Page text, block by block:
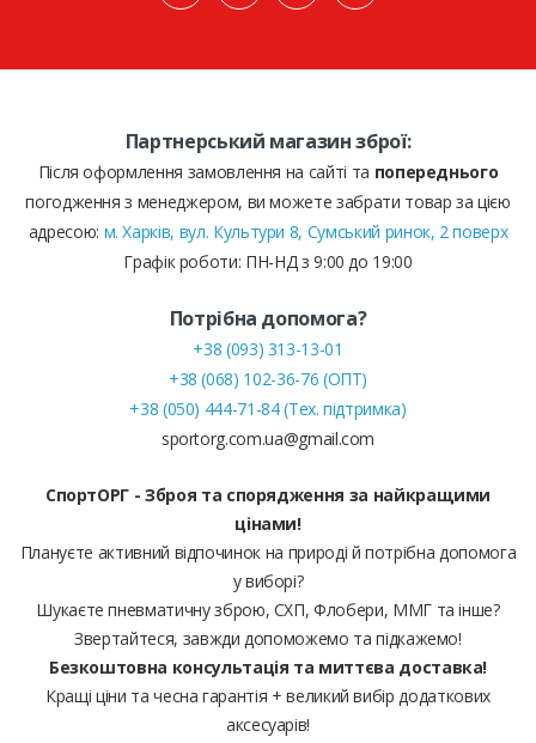
Партнерський магазин зброї:
Після оформлення замовлення на сайті та попереднього
погодження з менеджером, ви можете забрати товар за цією
адресою: м. Харків, вул. Культури 8, Сумський ринок, 2 поверх
Графік роботи: ПН-НД з 9:00 до 19:00
Потрібна допомога?
+38 (093) 313-13-01
+38 (068) 102-36-76 (ОПТ)
+38 (050) 444-71-84 (Тех. підтримка)
sportorg.com.ua@gmail.com
СпортОРГ - Зброя та спорядження за найкращими
цінами!
Плануєте активний відпочинок на природі й потрібна допомога
у виборі?
Шукаєте пневматичну зброю, СХП, Флобери, ММГ та інше?
Звертайтеся, завжди допоможемо та підкажемо!
Безкоштовна консультація та миттєва доставка!
Кращі ціни та чесна гарантія + великий вибір додаткових
аксесуарів!